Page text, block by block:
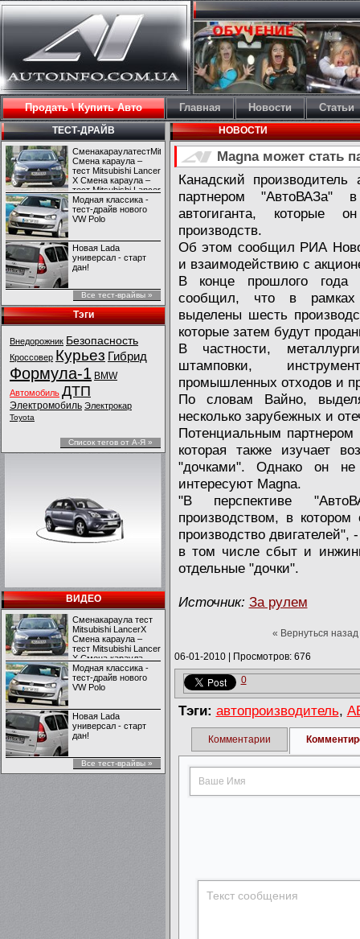
Продать \ Купить Авто Главная Новости Статьи
ТЕСТ-ДРАЙВ
СменакараулатестMitsubishiLancerX
Смена караула –
тест Mitsubishi Lancer
X Смена караула –
тест Mitsubishi Lancer
X
Модная классика -
тест-драйв нового
VW Polo
Новая Lada
универсал - старт
дан!
Все тест-врайвы »
Тэги
Внедорожник Безопасность
Кроссовер Курьез Гибрид
Формула-1 BMW
Автомобиль ДТП
Электромобиль Электрокар
Toyota
Список тегов от А-Я »
ВИДЕО
Сменакараула тест
Mitsubishi LancerX
Смена караула –
тест Mitsubishi Lancer
X Смена караула –
тест Mitsubishi Lancer
X
Модная классика -
тест-драйв нового
VW Polo
Новая Lada
универсал - старт
дан!
Все тест-врайвы »
НОВОСТИ
Magna может стать
Канадский
партнером "АвтоВАЗа"
автогиганта, которые
производств.
Об этом сообщил РИА
и взаимодействию с
В конце прошлого года
сообщил, что в рамках
выделены шесть
которые затем будут
В частности,
штамповки,
промышленных отходов и
По словам Вайно,
несколько зарубежных и
Потенциальным партнером
которая также изучает
"дочками". Однако он не
интересуют Magna.
"В перспективе
производством, в котором
производство
в том числе сбыт и
отдельные "дочки".
Источник: За рулем
« Вернуться назад
06-01-2010| Просмотров: 676
0
Тэги: автопроизводитель,
Комментарии